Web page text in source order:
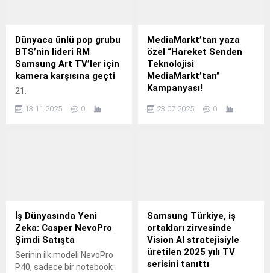
Dünyaca ünlü pop grubu
BTS’nin lideri RM
Samsung Art TV’ler için
kamera karşısına geçti
21.
13.11.2025 0
MediaMarkt’tan yaza
özel “Hareket Senden
Teknolojisi
MediaMarkt’tan”
Kampanyası!
konforlu alışveriş keyfi
23.07.2025 0
İş Dünyasında Yeni
Zeka: Casper NevoPro
Şimdi Satışta
Serinin ilk modeli NevoPro
P40, sadece bir notebook
Samsung Türkiye, iş
ortakları zirvesinde
Vision AI stratejisiyle
üretilen 2025 yılı TV
serisini tanıttı